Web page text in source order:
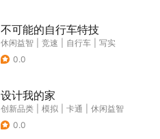
不可能的自行车特技
休闲益智 竞速 自行车
写实
0.0
设计我的家
创新品类 模拟 卡通
休闲益智
0.0